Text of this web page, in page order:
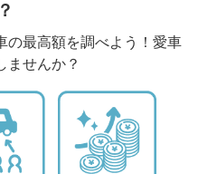
の最高額を調べよう！愛車
ませんか？